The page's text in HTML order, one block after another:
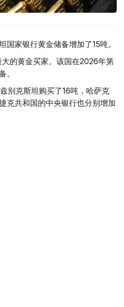
国家银行黄金储备增加了15吨。
的黄金买家。该国在2026年第
。
别克斯坦购买了16吨，哈萨克
克共和国的中央银行也分别增加